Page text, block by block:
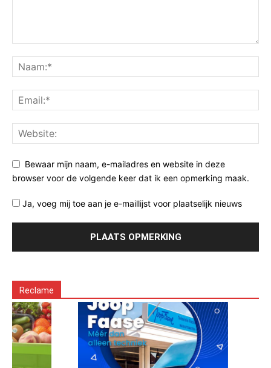
Bewaar mijn naam, e-mailadres en website in deze
browser voor de volgende keer dat ik een opmerking maak.
Ja, voeg mij toe aan je e-maillijst voor plaatselijk nieuws
Reclame